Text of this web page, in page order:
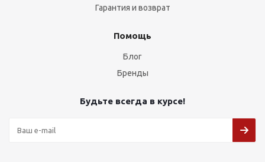
Гарантия и возврат
Помощь
Блог
Бренды
Будьте всегда в курсе!